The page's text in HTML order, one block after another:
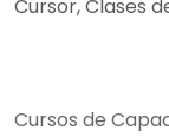
Cursor, Clases
Cursos de